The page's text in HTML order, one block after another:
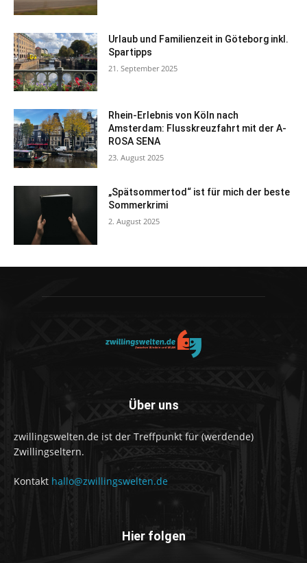
Urlaub und Familienzeit in Göteborg inkl.
Spartipps
21. September 2025
Rhein-Erlebnis von Köln nach
Amsterdam: Flusskreuzfahrt mit der A-
ROSA SENA
23. August 2025
„Spätsommertod“ ist für mich der beste
Sommerkrimi
2. August 2025
Über uns
zwillingswelten.de ist der Treffpunkt für (werdende)
Zwillingseltern.
Kontakt hallo@zwillingswelten.de
Hier folgen